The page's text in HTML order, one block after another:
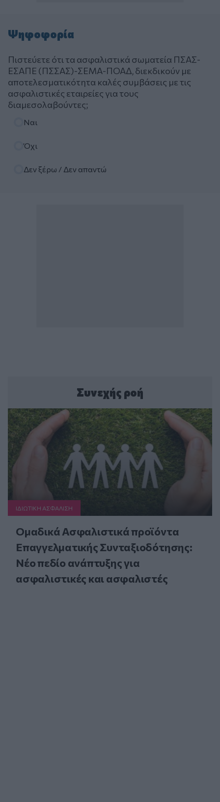
Ψηφοφορία
Πιστεύετε ότι τα ασφαλιστικά σωματεία ΠΣΑΣ-
ΕΣΑΠΕ (ΠΣΣΑΣ)-ΣΕΜΑ-ΠΟΑΔ, διεκδικούν με
αποτελεσματικότητα καλές συμβάσεις με τις
ασφαλιστικές εταιρείες για τους
διαμεσολαβούντες;
Ναι
Όχι
Δεν ξέρω / Δεν απαντώ
Συνεχής ροή
ΙΔΙΩΤΙΚΗ ΑΣΦAΛΙΣΗ
Ομαδικά Ασφαλιστικά προϊόντα
Επαγγελματικής Συνταξιοδότησης:
Νέο πεδίο ανάπτυξης για
ασφαλιστικές και ασφαλιστές